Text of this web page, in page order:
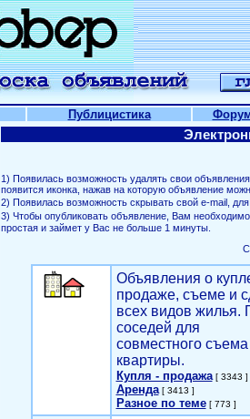
Публицистика
1) Появилась возможность удалять свои
появится иконка, нажав на которую объявление
2) Появилась возможность скрывать свой е-mail,
3) Чтобы опубликовать объявление, Вам
простая и займет у Вас не больше 1 минуты.
Объявления о
продаже, съеме и
всех видов жилья.
соседей для
совместного съема
квартиры.
Купля - продажа[ 3343 ]
Аренда[ 3413 ]
Разное по теме[ 773 ]